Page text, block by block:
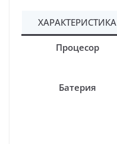
ХАРАКТЕРИСТИКА
Процесор
Батерия